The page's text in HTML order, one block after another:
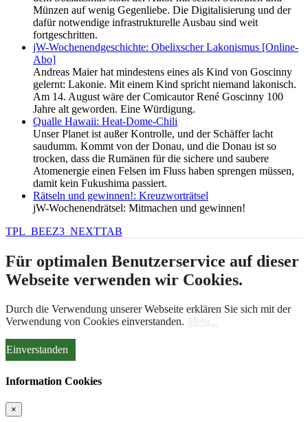
Münzen auf wenig Gegenliebe. Die Digitalisierung und der
dafür notwendige infrastrukturelle Ausbau sind weit
fortgeschritten.
jW-Wochenendgeschichte: Obelixscher Lakonismus [Online-
Abo]
Andreas Maier hat mindestens eines als Kind von Goscinny
gelernt: Lakonie. Mit einem Kind spricht niemand lakonisch.
Am 14. August wäre der Comicautor René Goscinny 100
Jahre alt geworden. Eine Würdigung.
Qualle Hawaii: Heat-Dome-Chili
Unser Planet ist außer Kontrolle, und der Schäffer lacht
saudumm. Kommt von der Donau, und die Donau ist so
trocken, dass die Rumänen für die sichere und saubere
Atomenergie einen Felsen im Fluss haben sprengen müssen,
damit kein Fukushima passiert.
Rätseln und gewinnen!: Kreuzworträtsel
jW-Wochenendrätsel: Mitmachen und gewinnen!
TPL_BEEZ3_NEXTTAB
Für optimalen Benutzerservice auf dieser
Webseite verwenden wir Cookies.
Durch die Verwendung unserer Webseite erklären Sie sich mit der
Verwendung von Cookies einverstanden. Mehr...
Einverstanden
Information Cookies
×